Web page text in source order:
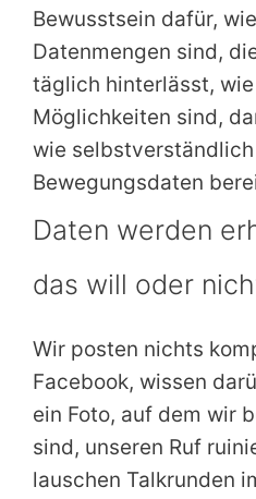
Bewusstsein dafür,
Datenmengen sind,
täglich hinterlässt,
Möglichkeiten sind,
wie
Bewegungsdaten
Daten werden
das will oder
Wir posten nichts
Facebook, wissen
ein Foto, auf dem wir
sind, unseren Ruf
lauschen Talkrunden